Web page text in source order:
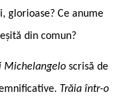
glorioase? Ce anume
din comun?
Michelangelo scrisă de
Trăia într-o